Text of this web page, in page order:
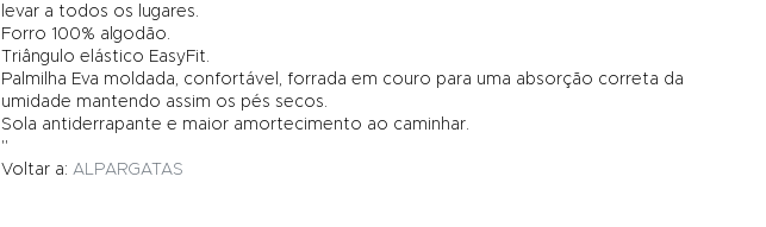
levar a todos os lugares.
Forro 100% algodão.
Triângulo elástico EasyFit.
Palmilha Eva moldada, confortável, forrada em couro para uma absorção correta da
umidade mantendo assim os pés secos.
Sola antiderrapante e maior amortecimento ao caminhar.
"
Voltar a: ALPARGATAS